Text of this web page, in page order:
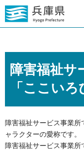
障害福祉サ
「ここい
障害福祉サービス事業所
ャラクターの愛称です。
障害福祉サービス事業